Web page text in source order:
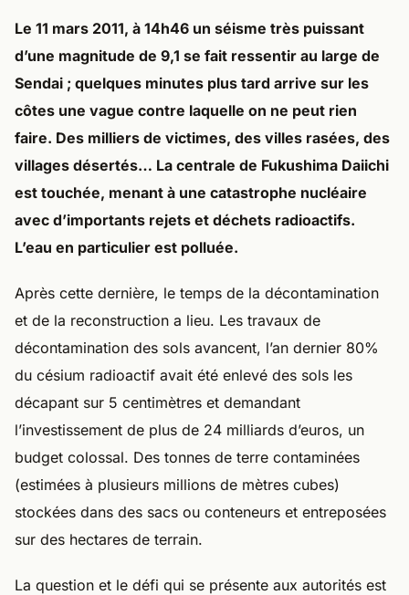
Le 11 mars 2011, à 14h46 un séisme très puissant
d’une magnitude de 9,1 se fait ressentir au large de
Sendai ; quelques minutes plus tard arrive sur les
côtes une vague contre laquelle on ne peut rien
faire. Des milliers de victimes, des villes rasées, des
villages désertés… La centrale de Fukushima Daiichi
est touchée, menant à une catastrophe nucléaire
avec d’importants rejets et déchets radioactifs.
L’eau en particulier est polluée.
Après cette dernière, le temps de la décontamination
et de la reconstruction a lieu. Les travaux de
décontamination des sols avancent, l’an dernier 80%
du césium radioactif avait été enlevé des sols les
décapant sur 5 centimètres et demandant
l’investissement de plus de 24 milliards d’euros, un
budget colossal. Des tonnes de terre contaminées
(estimées à plusieurs millions de mètres cubes)
stockées dans des sacs ou conteneurs et entreposées
sur des hectares de terrain.
La question et le défi qui se présente aux autorités est